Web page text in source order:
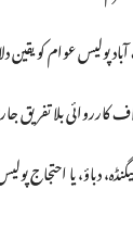
پولیس عوام کو یقین
کارروائی بلا تفریق
دباؤ، یا احتجاج